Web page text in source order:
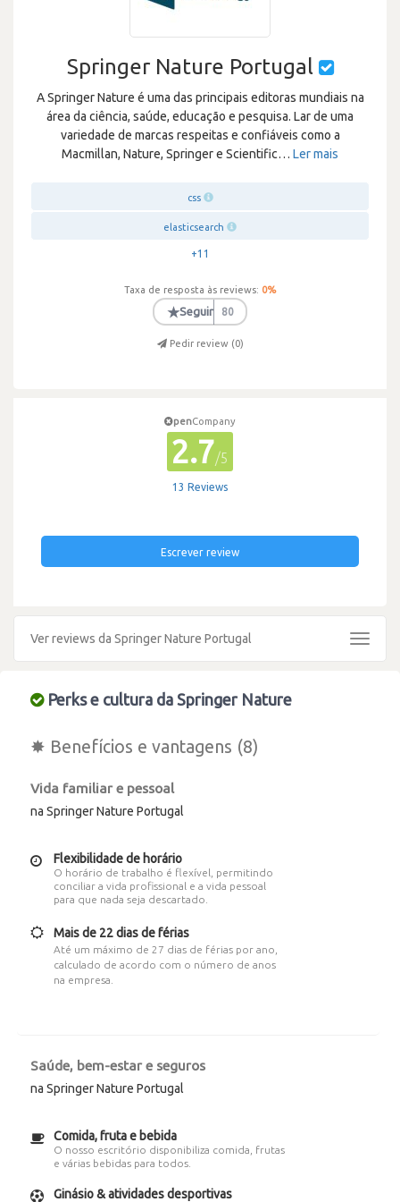
Springer Nature Portugal
A Springer Nature é uma das principais editoras mundiais na
área da ciência, saúde, educação e pesquisa. Lar de uma
variedade de marcas respeitas e confiáveis como a
Macmillan, Nature, Springer e Scientific… Ler mais
css
elasticsearch
+11
Taxa de resposta às reviews: 0%
★Seguir 80
Pedir review (0)
penCompany
2.7/5
13 Reviews
Escrever review
Ver reviews da Springer Nature Portugal
Toggle
Perks e cultura da Springer Nature
✸ Benefícios e vantagens (8)
Vida familiar e pessoal
na Springer Nature Portugal
Flexibilidade de horário
O horário de trabalho é flexível, permitindo
conciliar a vida profissional e a vida pessoal
para que nada seja descartado.
Mais de 22 dias de férias
Até um máximo de 27 dias de férias por ano,
calculado de acordo com o número de anos
na empresa.
Saúde, bem-estar e seguros
na Springer Nature Portugal
Comida, fruta e bebida
O nosso escritório disponibiliza comida, frutas
e várias bebidas para todos.
Ginásio & atividades desportivas